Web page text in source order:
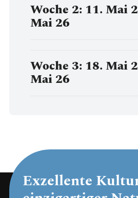
Woche 2: 11. Mai
Mai 26
Woche 3: 18. Mai
Mai 26
Exzellente